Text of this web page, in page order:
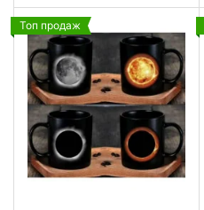
Топ продаж